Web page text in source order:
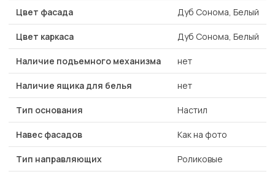
Цвет фасада Дуб Сонома, Белый
Цвет каркаса Дуб Сонома, Белый
Наличие подъемного механизма нет
Наличие ящика для белья нет
Тип основания Настил
Навес фасадов Как на фото
Тип направляющих Роликовые